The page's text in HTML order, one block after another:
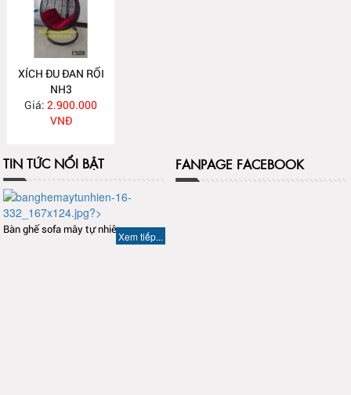
XÍCH ĐU ĐAN RỐI
NH3
Giá:2.900.000
VNĐ
TIN TỨC NỔI BẬT
Bàn ghế sofa mây tự nhiên
Xem tiếp...
FANPAGE FACEBOOK